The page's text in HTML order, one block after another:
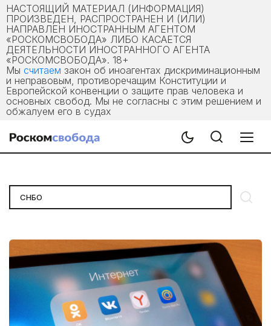
НАСТОЯЩИЙ МАТЕРИАЛ (ИНФОРМАЦИЯ)
ПРОИЗВЕДЕН, РАСПРОСТРАНЕН И (ИЛИ)
НАПРАВЛЕН ИНОСТРАННЫМ АГЕНТОМ
«РОСКОМСВОБОДА» ЛИБО КАСАЕТСЯ
ДЕЯТЕЛЬНОСТИ ИНОСТРАННОГО АГЕНТА
«РОСКОМСВОБОДА». 18+
Мы считаем закон об иноагентах дискриминационным
и неправовым, противоречащим Конституции и
Европейской конвенции о защите прав человека и
основных свобод. Мы не согласны с этим решением и
обжалуем его в судах